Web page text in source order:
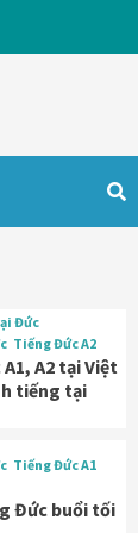
Đức
Tiếng Đức A2
A2 tại Việt
tiếng tại
Tiếng Đức A1
Đức buổi tối